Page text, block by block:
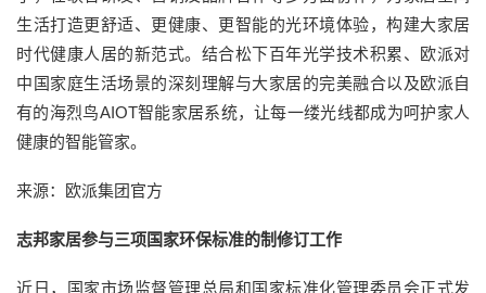
生活打造更舒适、更健康、更智能的光环境体验，构建大家居
时代健康人居的新范式。结合松下百年光学技术积累、欧派对
中国家庭生活场景的深刻理解与大家居的完美融合以及欧派自
有的海烈鸟AIOT智能家居系统，让每一缕光线都成为呵护家人
健康的智能管家。
来源：欧派集团官方
志邦家居参与三项国家环保标准的制修订工作
近日，国家市场监督管理总局和国家标准化管理委员会正式发